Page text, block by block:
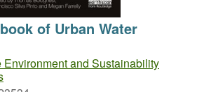
of Urban Water
Environment and Sustainability